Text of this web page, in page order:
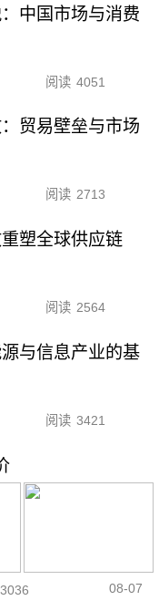
中国市场与消费
阅读 4051
贸易壁垒与市场
阅读 2713
塑全球供应链
阅读 2564
与信息产业的基
阅读 3421
3036 08-07